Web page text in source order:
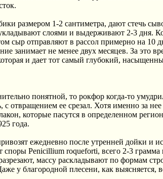
размером 1-2 сантиметра, дают стечь
слоями и выдерживают 2-3 дня.
сыр отправляют в рассол примерно на 10
занимает не менее двух месяцев. За это
и дает тот самый глубокий,
понятной, то рокфор когда-то
с отвращением ее срезал. Хотя именно за
которые пасутся в определенном
года.
ежедневно после утренней дойки и
споры Penicillium roqueforti, всего 2-3
массу раскладывают по формам
у благородной плесени, как выясняется,